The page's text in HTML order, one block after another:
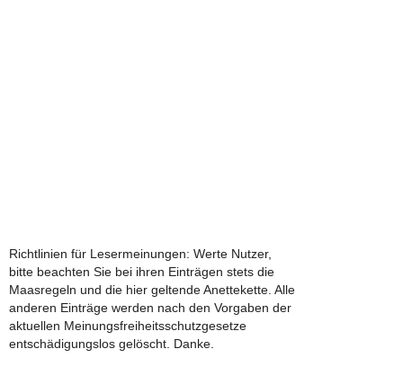
Richtlinien für Lesermeinungen: Werte Nutzer,
bitte beachten Sie bei ihren Einträgen stets die
Maasregeln und die hier geltende Anettekette. Alle
anderen Einträge werden nach den Vorgaben der
aktuellen Meinungsfreiheitsschutzgesetze
entschädigungslos gelöscht. Danke.